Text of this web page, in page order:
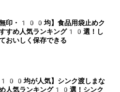
無印・100均】食品用袋止めク
すすめ人気ランキング10選！し
おいしく保存できる
100均が人気】シンク渡しまな
人気ランキング10選！シンク